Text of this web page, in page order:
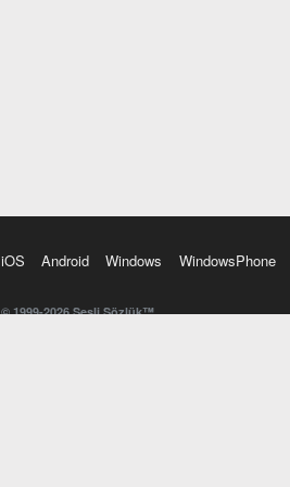
iOS Android Windows WindowsPhone
© 1999-2026 Sesli Sözlük™